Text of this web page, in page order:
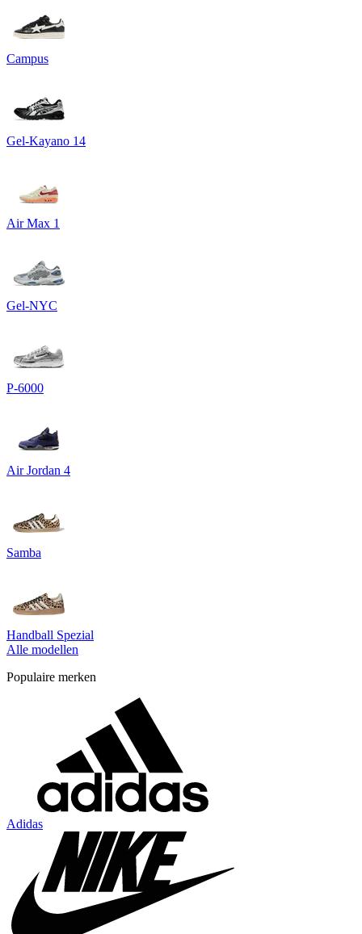
Campus
Gel-Kayano 14
Air Max 1
Gel-NYC
P-6000
Air Jordan 4
Samba
Handball Spezial
Alle modellen
Populaire merken
Adidas